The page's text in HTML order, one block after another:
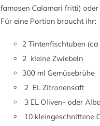
famosen Calamari fritti)
Für eine Portion braucht ihr:
2 Tintenfischtuben (ca
2 kleine Zwiebeln
300 ml Gemüsebrühe
2 EL Zitronensaft
3 EL Oliven- oder
10 kleingeschnittene